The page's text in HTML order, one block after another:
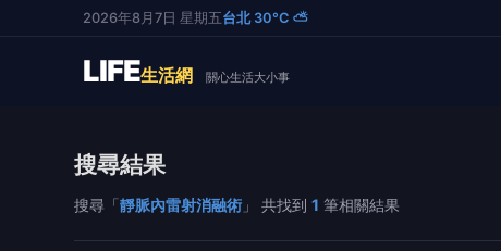
2026年8月7日 星期五台北 30°C ⛅
LIFE生活網 關心生活大小事
搜尋結果
搜尋「靜脈內雷射消融術 」 共找到 1 筆相關結果